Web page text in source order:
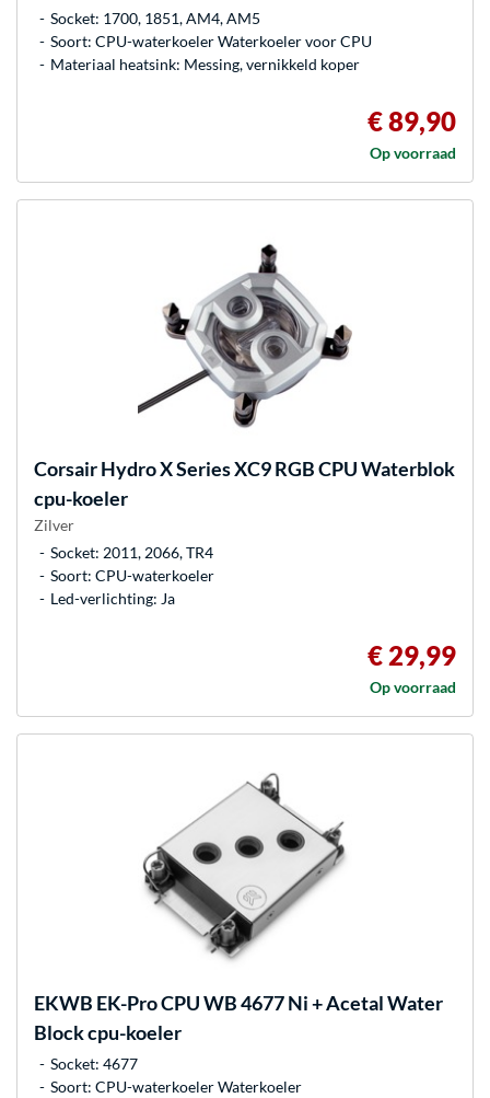
Socket: 1700, 1851, AM4, AM5
Soort: CPU-waterkoeler Waterkoeler voor CPU
Materiaal heatsink: Messing, vernikkeld koper
€ 89,90
Op voorraad
CorsairHydro X Series XC9 RGB CPU Waterblok
cpu-koeler
Zilver
Socket: 2011, 2066, TR4
Soort: CPU-waterkoeler
Led-verlichting: Ja
€ 29,99
Op voorraad
EKWB EK-Pro CPU WB 4677 Ni + Acetal Water
Block cpu-koeler
Socket: 4677
Soort: CPU-waterkoeler Waterkoeler